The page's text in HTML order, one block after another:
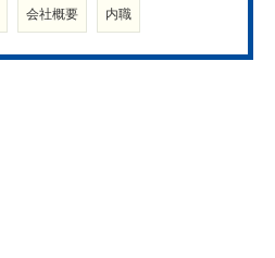
会社概要 内職